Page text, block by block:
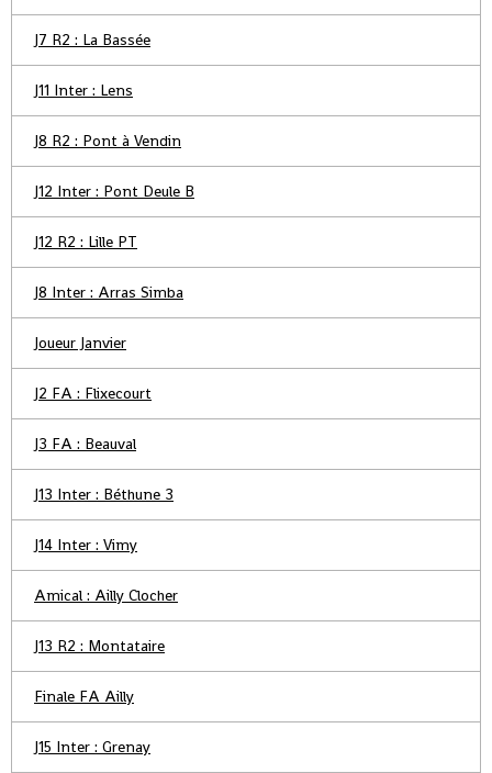
J7 R2 : La Bassée
J11 Inter : Lens
J8 R2 : Pont à Vendin
J12 Inter : Pont Deule B
J12 R2 : Lille PT
J8 Inter : Arras Simba
Joueur Janvier
J2 FA : Flixecourt
J3 FA : Beauval
J13 Inter : Béthune 3
J14 Inter : Vimy
Amical : Ailly Clocher
J13 R2 : Montataire
Finale FA Ailly
J15 Inter : Grenay